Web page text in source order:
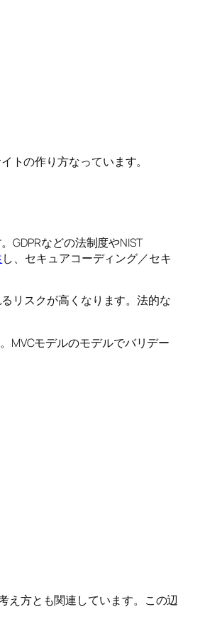
トの作り方なっています。
GDPRなどの法制度やNIST
し、セキュアコーディング／セキ
リスクが高くなります。法的な
MVCモデルのモデルでバリデー
え方とも関連しています。この辺